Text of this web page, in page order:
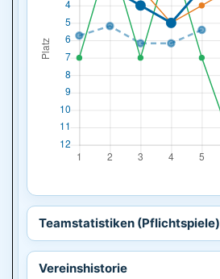
Teamstatistiken (Pflichtspiele)
Vereinshistorie